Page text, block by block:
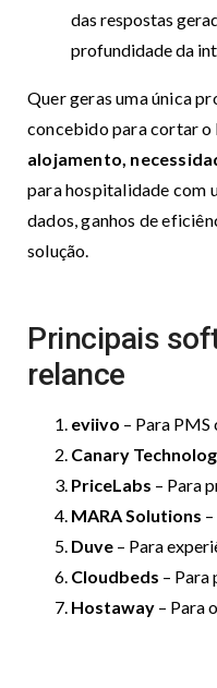
das respostas
profundidade da
Quer geras uma única
concebido para cortar o
alojamento,
para hospitalidade com
dados, ganhos de
solução.
Principais
relance
eviivo – Para
Canary
PriceLabs – Para
MARA Solutions
Duve – Para
Cloudbeds – Para
Hostaway – Para